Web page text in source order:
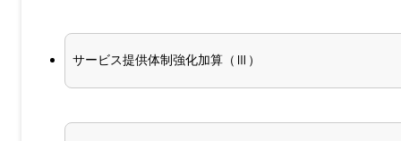
サービス提供体制強化加算（Ⅲ）